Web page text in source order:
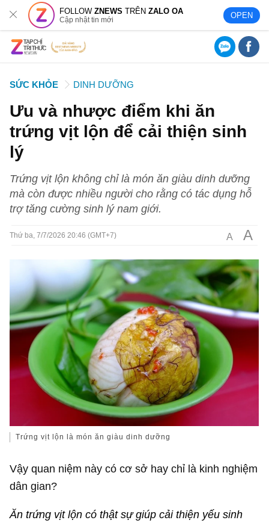
FOLLOWZNEWS TRÊNZALO OA
Cập nhật tin mới OPEN
SỨC KHỎE DINH DƯỠNG
Ưu và nhược điểm khi ăn
trứng vịt lộn để cải thiện sinh
lý
Trứng vịt lộn không chỉ là món ăn giàu dinh dưỡng
mà còn được nhiều người cho rằng có tác dụng hỗ
trợ tăng cường sinh lý nam giới.
Thứ ba, 7/7/2026 20:46 (GMT+7) A A
Trứng vịt lộn là món ăn giàu dinh dưỡng
Vậy quan niệm này có cơ sở hay chỉ là kinh nghiệm
dân gian?
Ăn trứng vịt lộn có thật sự giúp cải thiện yếu sinh